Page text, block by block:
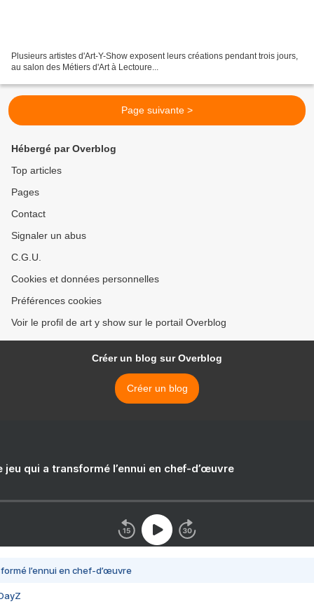
Plusieurs artistes d'Art-Y-Show exposent leurs créations pendant trois jours,
au salon des Métiers d'Art à Lectoure...
Page suivante >
Hébergé par Overblog
Top articles
Pages
Contact
Signaler un abus
C.G.U.
Cookies et données personnelles
Préférences cookies
Voir le profil de art y show sur le portail Overblog
Créer un blog sur Overblog
Créer un blog
jeu qui a transformé l’ennui en chef-d’œuvre
l’ennui en chef-d’œuvre